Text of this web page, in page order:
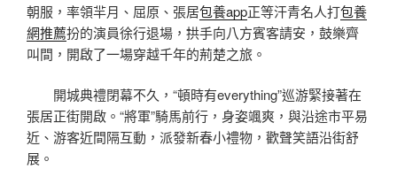
朝服，率領羋月、屈原、張居包養app正等汗青名人打包養
網推薦扮的演員徐行退場，拱手向八方賓客請安，鼓樂齊
叫間，開啟了一場穿越千年的荊楚之旅。
開城典禮閉幕不久，“頓時有everything”巡游緊接著在
張居正街開啟。“將軍”騎馬前行，身姿颯爽，與沿途市平易
近、游客近間隔互動，派發新春小禮物，歡聲笑語沿街舒
展。